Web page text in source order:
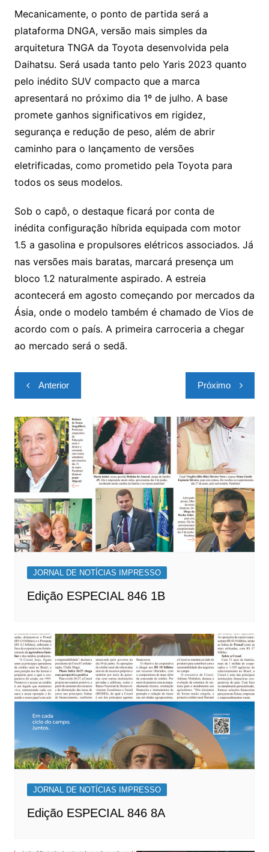
Mecanicamente, o ponto de partida será a
plataforma DNGA, versão mais simples da
arquitetura TNGA da Toyota desenvolvida pela
Daihatsu. Será usada tanto pelo Yaris 2023 quanto
pelo inédito SUV compacto que a marca
apresentará no próximo dia 1º de julho. A base
promete ganhos significativos em rigidez,
segurança e redução de peso, além de abrir
caminho para o lançamento de versões
eletrificadas, como prometido pela Toyota para
todos os seus modelos.
Sob o capô, o destaque ficará por conta de
inédita configuração híbrida equipada com motor
1.5 a gasolina e propulsores elétricos associados. Já
nas versões mais baratas, marcará presença um
bloco 1.2 naturalmente aspirado. A estreia
acontecerá em agosto começando por mercados da
Ásia, onde o modelo também é chamado de Vios de
acordo com o país. A primeira carroceria a chegar
ao mercado será o sedã.
Navegação
de
Post
Anterior Próximo
JORNAL DE NOTÍCIAS IMPRESSO
Edição ESPECIAL 846 1B
JORNAL DE NOTÍCIAS IMPRESSO
Edição ESPECIAL 846 8A